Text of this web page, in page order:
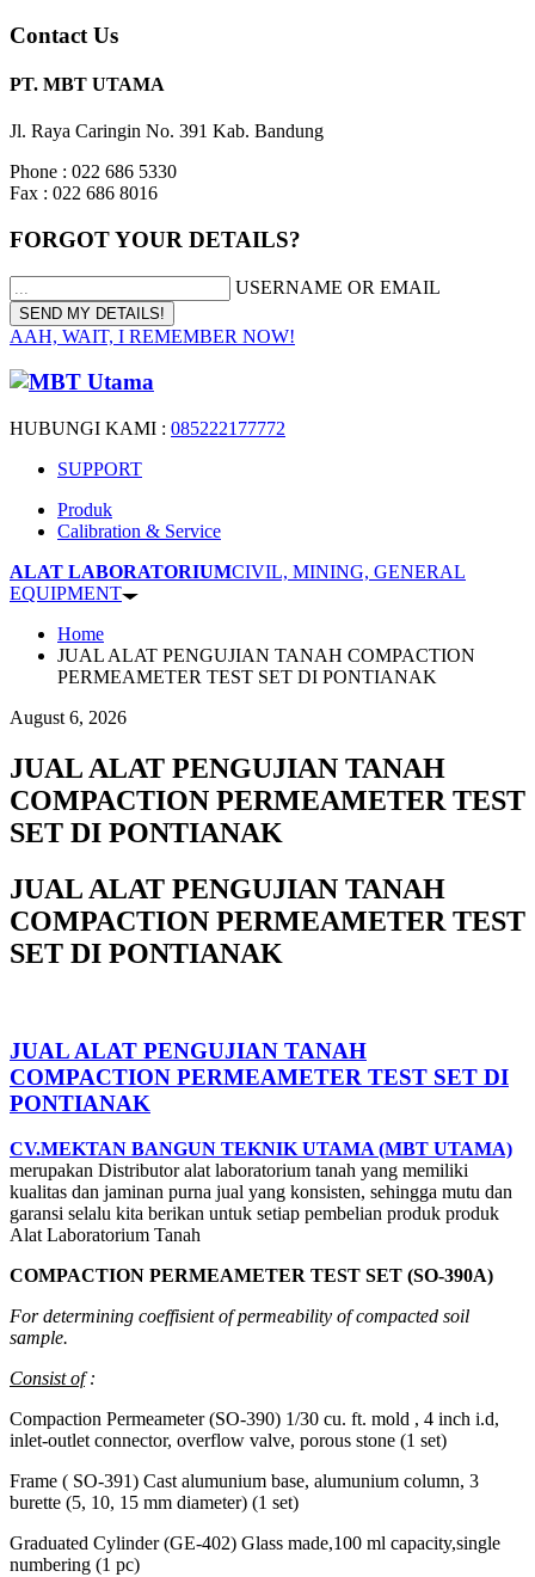
Contact Us
PT. MBT UTAMA
Jl. Raya Caringin No. 391 Kab. Bandung
Phone : 022 686 5330
Fax : 022 686 8016
FORGOT YOUR DETAILS?
USERNAME OR EMAIL
AAH, WAIT, I REMEMBER NOW!
HUBUNGI KAMI : 085222177772
SUPPORT
Produk
Calibration & Service
ALAT LABORATORIUMCIVIL, MINING, GENERAL
EQUIPMENT
Home
JUAL ALAT PENGUJIAN TANAH COMPACTION
PERMEAMETER TEST SET DI PONTIANAK
August 6, 2026
JUAL ALAT PENGUJIAN TANAH
COMPACTION PERMEAMETER TEST
SET DI PONTIANAK
JUAL ALAT PENGUJIAN TANAH
COMPACTION PERMEAMETER TEST
SET DI PONTIANAK
JUAL ALAT PENGUJIAN TANAH
COMPACTION PERMEAMETER TEST SET DI
PONTIANAK
CV.MEKTAN BANGUN TEKNIK UTAMA (MBT UTAMA)
merupakan Distributor alat laboratorium tanah yang memiliki
kualitas dan jaminan purna jual yang konsisten, sehingga mutu dan
garansi selalu kita berikan untuk setiap pembelian produk produk
Alat Laboratorium Tanah
COMPACTION PERMEAMETER TEST SET (SO-390A)
For determining coeffisient of permeability of compacted soil
sample.
Consist of:
Compaction Permeameter (SO-390) 1/30 cu. ft. mold , 4 inch i.d,
inlet-outlet connector, overflow valve, porous stone (1 set)
Frame ( SO-391) Cast alumunium base, alumunium column, 3
burette (5, 10, 15 mm diameter) (1 set)
Graduated Cylinder (GE-402) Glass made,100 ml capacity,single
numbering (1 pc)